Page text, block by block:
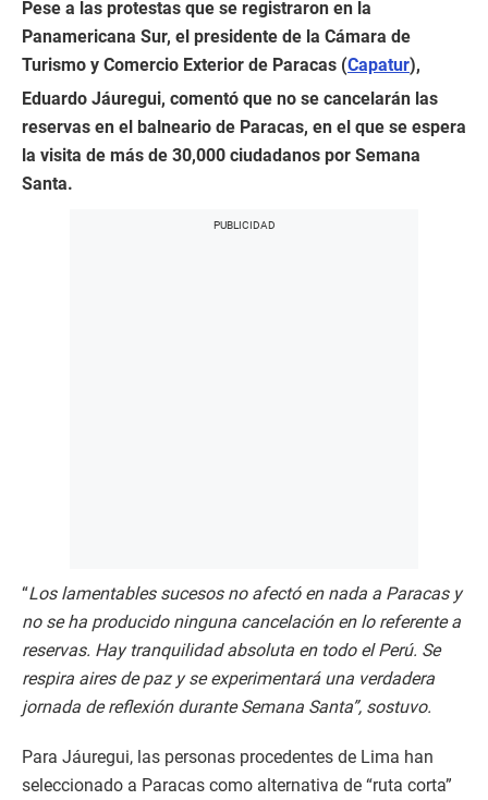
Pese a las protestas que se registraron en la
Panamericana Sur, el presidente de la Cámara de
Turismo y Comercio Exterior de Paracas (Capatur),
Eduardo Jáuregui, comentó que no se cancelarán las
reservas en el balneario de Paracas, en el que se espera
la visita de más de 30,000 ciudadanos por Semana
Santa.
“Los lamentables sucesos no afectó en nada a Paracas y
no se ha producido ninguna cancelación en lo referente a
reservas. Hay tranquilidad absoluta en todo el Perú. Se
respira aires de paz y se experimentará una verdadera
jornada de reflexión durante Semana Santa”, sostuvo.
Para Jáuregui, las personas procedentes de Lima han
seleccionado a Paracas como alternativa de “ruta corta”